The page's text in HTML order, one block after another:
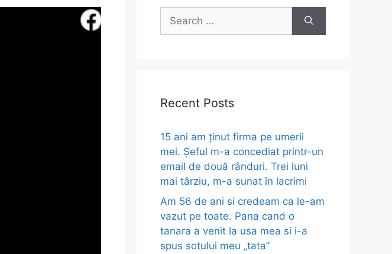
Search
for:
Recent Posts
15 ani am ținut firma pe umerii
mei. Șeful m-a concediat printr-un
email de două rânduri. Trei luni
mai târziu, m-a sunat în lacrimi
Am 56 de ani si credeam ca le-am
vazut pe toate. Pana cand o
tanara a venit la usa mea si i-a
spus sotului meu „tata”